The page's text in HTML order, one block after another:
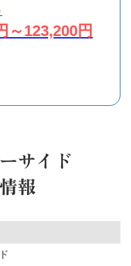
リクエスト受付
～123,200円
サイド
報